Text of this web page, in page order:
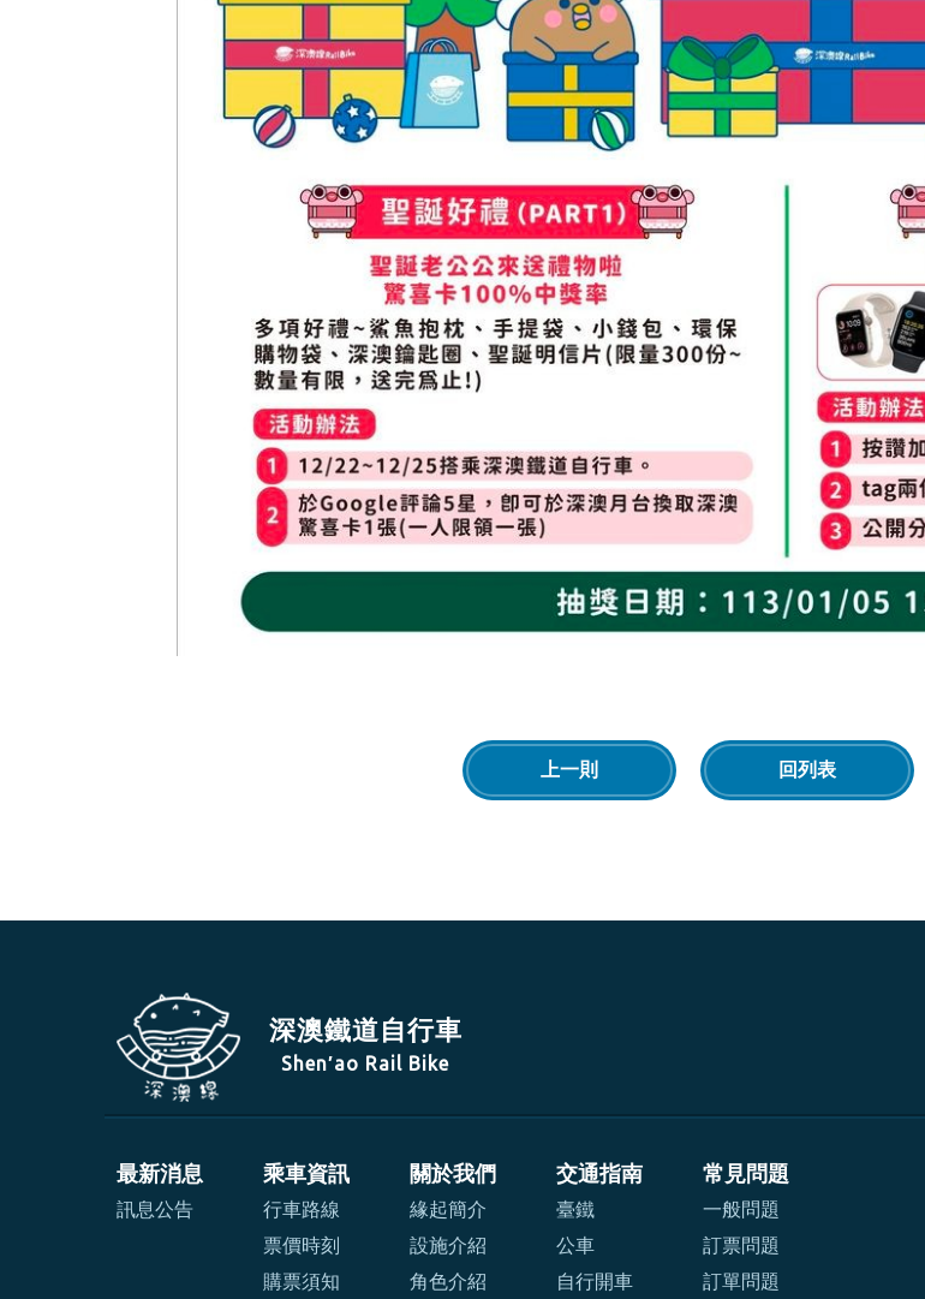
上一則 回列表
深澳鐵道自行車
Shen′ao Rail Bike
最新消息
訊息公告
乘車資訊
行車路線
票價時刻
購票須知
關於我們
緣起簡介
設施介紹
角色介紹
交通指南
臺鐵
公車
自行開車
常見問題
一般問題
訂票問題
訂單問題